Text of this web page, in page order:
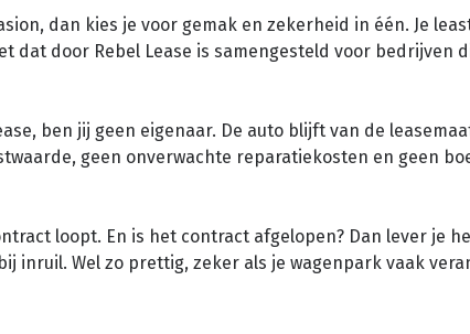
dan kies je voor gemak en zekerheid in één. Je
dat door Rebel Lease is samengesteld voor bedrijven
ben jij geen eigenaar. De auto blijft van de
geen onverwachte reparatiekosten en geen
loopt. En is het contract afgelopen? Dan lever je
inruil. Wel zo prettig, zeker als je wagenpark vaak